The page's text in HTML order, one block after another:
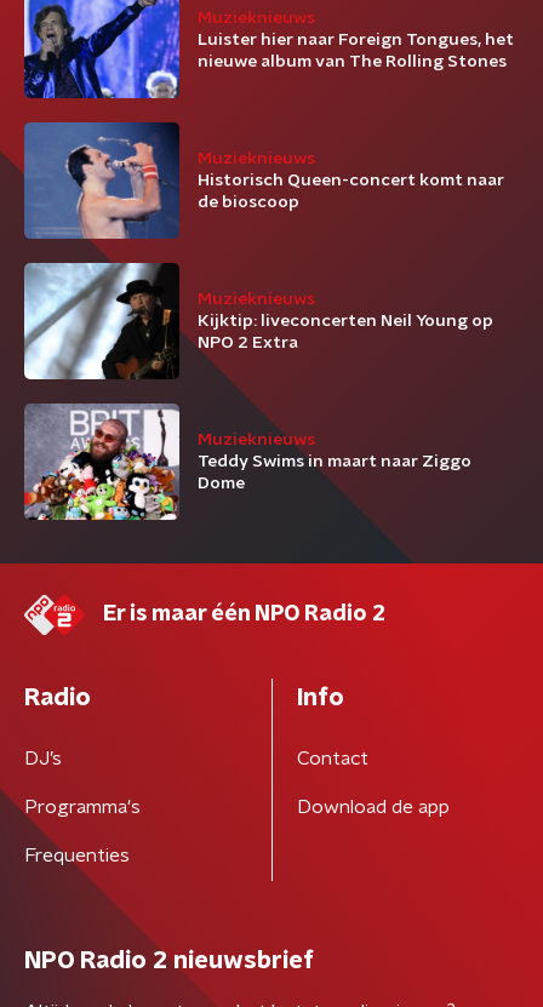
Muzieknieuws
Luister hier naar Foreign Tongues, het
nieuwe album van The Rolling Stones
Muzieknieuws
Historisch Queen-concert komt naar
de bioscoop
Muzieknieuws
Kijktip: liveconcerten Neil Young op
NPO 2 Extra
Muzieknieuws
Teddy Swims in maart naar Ziggo
Dome
Er is maar één NPO Radio 2
Radio
DJ’s
Programma's
Frequenties
Info
Contact
Download de app
NPO Radio 2 nieuwsbrief